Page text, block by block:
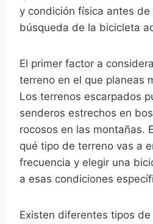
y condición física antes
búsqueda de la bicicleta
El primer factor a
terreno en el que planeas
Los terrenos escarpados
senderos estrechos en
rocosos en las montañas.
qué tipo de terreno vas a
frecuencia y elegir una
a esas condiciones
Existen diferentes tipos